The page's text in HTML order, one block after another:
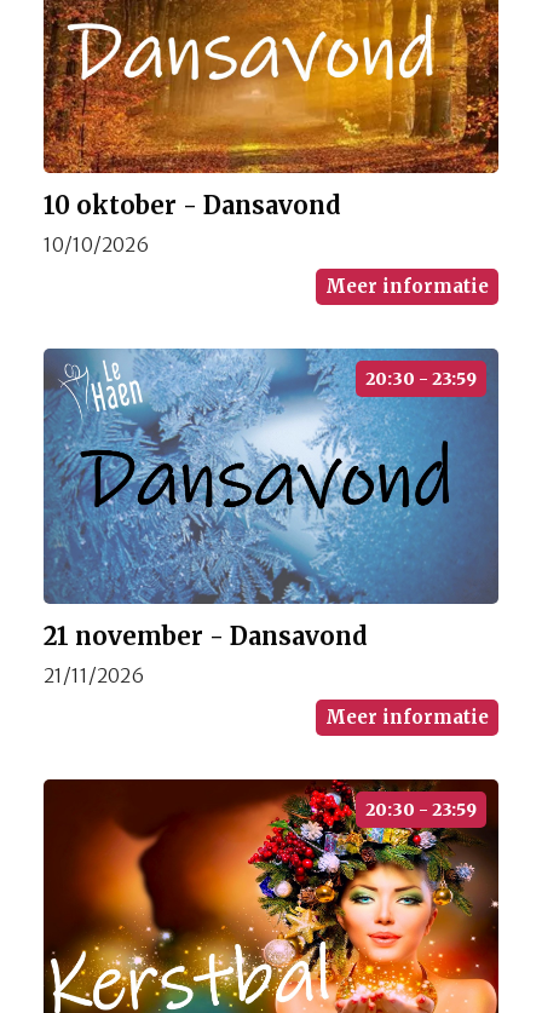
10 oktober - Dansavond
10/10/2026
Meer informatie
21 november - Dansavond
21/11/2026
20:30 - 23:59
Meer informatie
20:30 - 23:59